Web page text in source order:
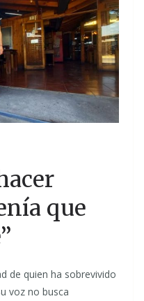
que
de quien ha sobrevivido
voz no busca